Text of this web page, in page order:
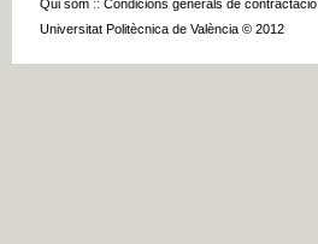
Qui som :: Condicions generals de contractació
Universitat Politècnica de València © 2012